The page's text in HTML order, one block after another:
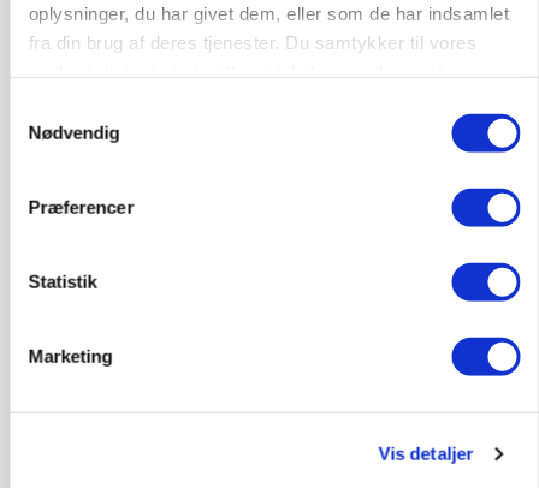
oplysninger, du har givet dem, eller som de har indsamlet
fra din brug af deres tjenester. Du samtykker til vores
Nødvendig
Præferencer
Statistik
Marketing
Vis detaljer
MASKINER
Krone åbner XDisc for John Deere og New
MARKED
Høstpres kan sænke hvedeprisen yderligere